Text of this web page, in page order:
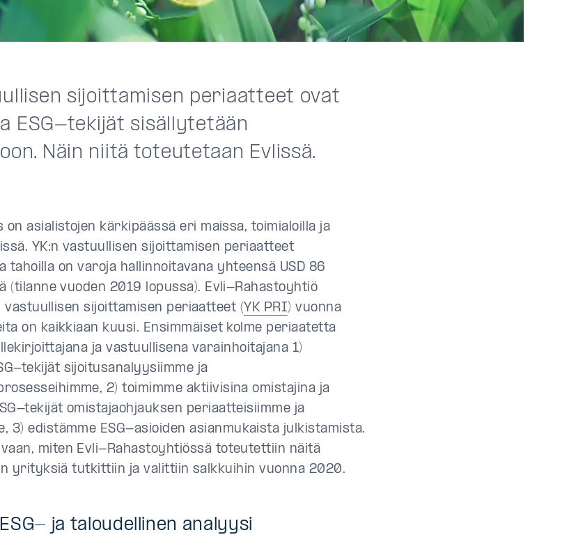
sijoittamisen periaatteet ovat
ESG-tekijät sisällytetään
Näin niitä toteutetaan Evlissä.
on asialistojen kärkipäässä eri maissa, toimialoilla ja
YK:n vastuullisen sijoittamisen periaatteet
tahoilla on varoja hallinnoitavana yhteensä USD 86
(tilanne vuoden 2019 lopussa). Evli-Rahastoyhtiö
vastuullisen sijoittamisen periaatteet (YK PRI) vuonna
on kaikkiaan kuusi. Ensimmäiset kolme periaatetta
ja vastuullisena varainhoitajana 1)
tekijät sijoitusanalyysiimme ja
2) toimimme aktiivisina omistajina ja
tekijät omistajaohjauksen periaatteisiimme ja
3) edistämme ESG-asioiden asianmukaista julkistamista.
miten Evli-Rahastoyhtiössä toteutettiin näitä
yrityksiä tutkittiin ja valittiin salkkuihin vuonna 2020.
ja taloudellinen analyysi